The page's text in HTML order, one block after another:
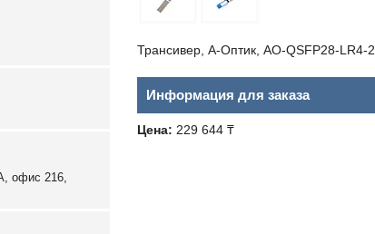
Трансивер, А-Оптик, AO-QSFP28-
Информация для заказа
Цена: 229 644 ₸
офис 216,